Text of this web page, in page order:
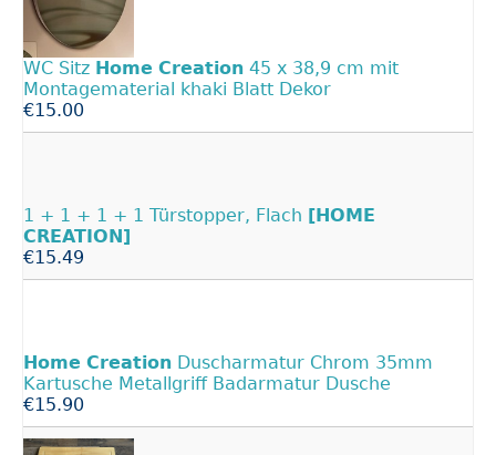
WC Sitz Home Creation 45 x 38,9 cm mit
Montagematerial khaki Blatt Dekor
€15.00
1 + 1 + 1 + 1 Türstopper, Flach [HOME
CREATION]
€15.49
Home Creation Duscharmatur Chrom 35mm
Kartusche Metallgriff Badarmatur Dusche
€15.90